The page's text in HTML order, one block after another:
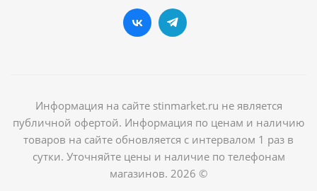
Информация на сайте stinmarket.ru не является
публичной офертой. Информация по ценам и наличию
товаров на сайте обновляется с интервалом 1 раз в
сутки. Уточняйте цены и наличие по телефонам
магазинов. 2026 ©